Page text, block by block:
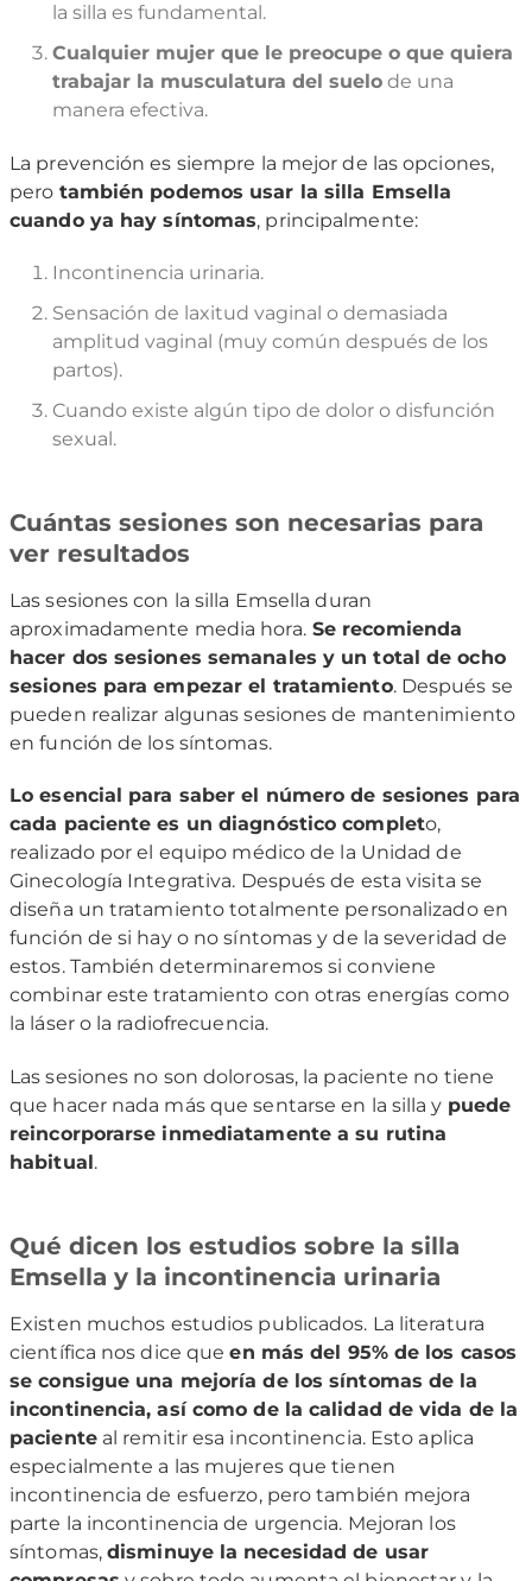
la silla es fundamental.
Cualquier mujer que le preocupe o que quiera
trabajar la musculatura del suelode una
manera efectiva.
La prevención es siempre la mejor de las opciones,
pero también podemos usar la silla Emsella
cuando ya hay síntomas, principalmente:
Incontinencia urinaria.
Sensación de laxitud vaginal o demasiada
amplitud vaginal (muy común después de los
partos).
Cuando existe algún tipo de dolor o disfunción
sexual.
Cuántas sesiones son necesarias para
ver resultados
Las sesiones con la silla Emsella duran
aproximadamente media hora.Se recomienda
hacer dos sesiones semanales y un total de ocho
sesiones para empezar el tratamiento. Después se
pueden realizar algunas sesiones de mantenimiento
en función de los síntomas.
Lo esencial para saber el número de sesiones para
cada paciente es un diagnóstico completo,
realizado por el equipo médico de la Unidad de
Ginecología Integrativa. Después de esta visita se
diseña un tratamiento totalmente personalizado en
función de si hay o no síntomas y de la severidad de
estos. También determinaremos si conviene
combinar este tratamiento con otras energías como
la láser o la radiofrecuencia.
Las sesiones no son dolorosas, la paciente no tiene
que hacer nada más que sentarse en la silla y puede
reincorporarse inmediatamente a su rutina
habitual.
Qué dicen los estudios sobre la silla
Emsella y la incontinencia urinaria
Existen muchos estudios publicados. La literatura
científica nos dice queen más del 95% de los casos
se consigue una mejoría de los síntomas de la
incontinencia, así como de la calidad de vida de la
pacienteal remitir esa incontinencia. Esto aplica
especialmente a las mujeres que tienen
incontinencia de esfuerzo, pero también mejora
parte la incontinencia de urgencia. Mejoran los
síntomas, disminuye la necesidad de usar